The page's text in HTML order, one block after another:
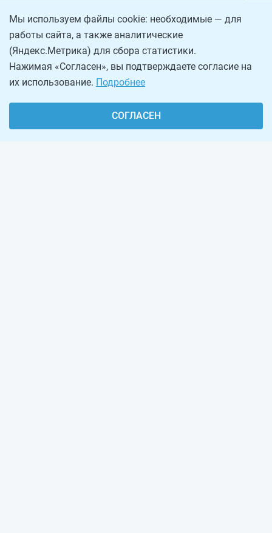
Мы используем файлы cookie: необходимые — для
работы сайта, а также аналитические
(Яндекс.Метрика) для сбора статистики.
Нажимая «Согласен», вы подтверждаете согласие на
их использование. Подробнее
СОГЛАСЕН